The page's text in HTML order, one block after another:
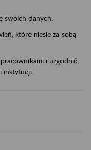
swoich danych.
które niesie za sobą
i uzgodnić
instytucji.